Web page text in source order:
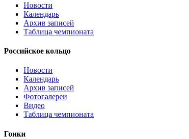
Новости
Календарь
Архив записей
Таблица чемпионата
Российское кольцо
Новости
Календарь
Архив записей
Фотогалереи
Видео
Таблица чемпионата
Гонки